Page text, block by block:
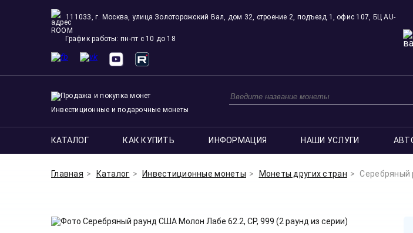
111033, г. Москва, улица Золоторожский Вал, дом 32, строение 2, подъезд 1, офис 107, БЦ AU-
ROOM
График работы: пн-пт с 10 до 18
Инвестиционные и подарочные монеты
КАТАЛОГ КАК КУПИТЬ ИНФОРМАЦИЯ НАШИ УСЛУГИ
Главная Каталог Инвестиционные монеты Монеты других стран Серебряный